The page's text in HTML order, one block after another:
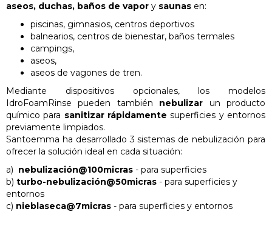
aseos, duchas, baños de vapor y saunas en:
piscinas, gimnasios, centros deportivos
balnearios, centros de bienestar, baños termales
campings,
aseos,
aseos de vagones de tren.
Mediante dispositivos opcionales, los modelos
IdroFoamRinse pueden también nebulizar un producto
químico para sanitizar rápidamente superficies y entornos
previamente limpiados.
Santoemma ha desarrollado 3 sistemas de nebulización para
ofrecer la solución ideal en cada situación:
a) nebulización@100micras - para superficies
b) turbo-nebulización@50micras - para superficies y
entornos
c) nieblaseca@7micras - para superficies y entornos